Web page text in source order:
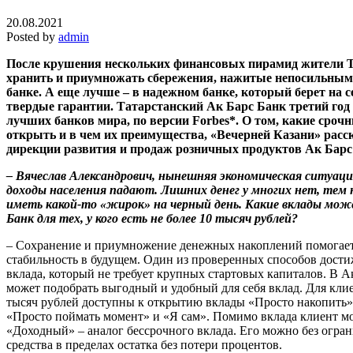
20.08.2021
Posted by admin
После крушения нескольких финансовых пирамид жители
хранить и приумножать сбережения, нажитые
банке. А еще лучше – в надежном банке, который берет на
твердые гарантии. Татарстанский Ак Барс Банк третий год
лучших банков мира, по версии Forbes*. О том, какие
открыть и в чем их преимущества, «Вечерней Казани»
дирекции развития и продаж розничных продуктов Ак
– Вячеслав Александрович, нынешняя экономическая
доходы населения падают. Лишних денег у многих нет, тем
иметь какой-то «жирок» на черный день. Какие вклады
Банк для тех, у кого есть не более 10 тысяч рублей?
– Сохранение и приумножение денежных накоплений
стабильность в будущем. Один из проверенных способов
вклада, который не требует крупных стартовых капиталов. В
может подобрать выгодный и удобный для себя вклад. Для
тысяч рублей доступны к открытию вклады «Просто
«Просто поймать момент» и «Я сам». Помимо вклада клиент
«Доходный» – аналог бессрочного вклада. Его можно без
средства в пределах остатка без потери процентов.